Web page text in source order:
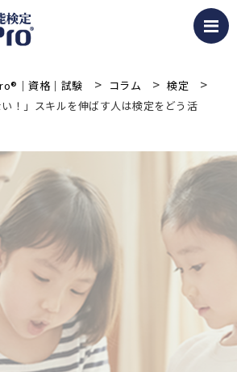
｜資格｜試験 > コラム > 検定 >
い！」スキルを伸ばす人は検定をどう活